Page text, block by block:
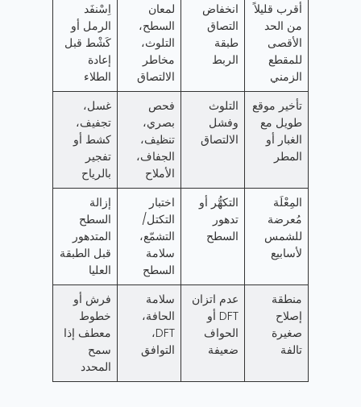
أقرب قليلاً
من الحد
الأقصى
للمقطع
الزمني
انخفاض
التصاق
طبقة
الربط
لمعان
السطح،
التلوث،
مخاطر
الالتصاق
اِسْنفَد
الرمل أو
كَشْط قبل
إعادة
الطلاء
تأخير موقع
طويل مع
الغبار أو
المطر
التلوث
وفشل
الالتصاق
فحص
بصري،
تنظيف،
الجفاف،
الأملاح
غسل،
تجفيف،
كشط أو
تفجير
بالرياح
المِعْلَة
مُعرضة
للشمس
لأسابيع
التكهُّر أو
تدهور
السطح
اختبار
التكتل/
التشمّع،
سلامة
السطح
إزالة
السطح
المتدهور
قبل الطبقة
العليا
منطقة
إصلاح
صغيرة
تالفة
عدم اتزان
DFT أو
الحواف
ضعيفة
سلامة
الحافة،
DFT،
التوافق
فرش أو
خطوط
معطف إذا
سمح
المحدد